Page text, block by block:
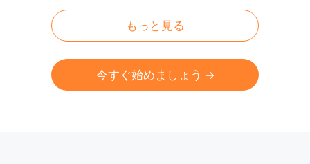
もっと見る
今すぐ始めましょう